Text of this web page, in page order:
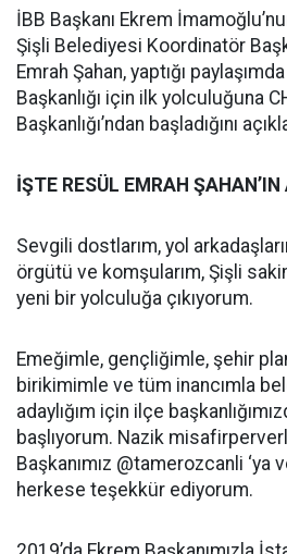
İBB Başkanı Ekrem
Şişli Belediyesi Koordinatör
Emrah Şahan, yaptığı
Başkanlığı için ilk yolculuğuna
Başkanlığı’ndan başladığını
İŞTE RESÜL EMRAH
Sevgili dostlarım, yol
örgütü ve komşularım, Şişli
yeni bir yolculuğa çıkıyorum.
Emeğimle, gençliğimle, şehir
birikimimle ve tüm inancımla
adaylığım için ilçe
başlıyorum. Nazik
Başkanımız @tamerozcanli ‘ya
herkese teşekkür ediyorum.